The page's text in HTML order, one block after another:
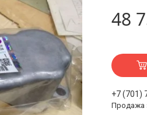
48
+7 (701)
Продажа